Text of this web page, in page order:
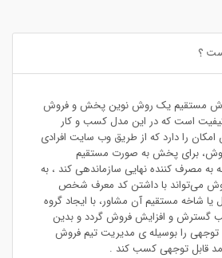
؟
فروش مستقیم یک روش نوین پخش و فروش
است که در این مدل کسب و کار
را دارد که از طریق وب سایت افرادی
برای پخش به صورت مستقیم
مصرف کننده نهایی سازماندهی کند ، به
می‌تواند با داشتن کد معرف شخص
شاخه مستقیم آن مشاور، با ایجاد گروه
و افزایش فروش گردد و بدین
را بوسیله ی مدیریت تیم فروش
قابل توجهی کسب کند .